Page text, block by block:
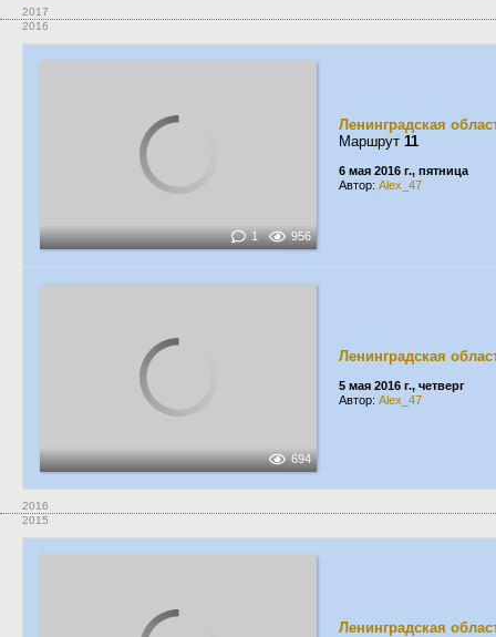
2017
2016
1 956
Ленинградская
Маршрут 11
6 мая 2016 г., пятница
Автор: Alex_47
694
Ленинградская
5 мая 2016 г., четверг
Автор: Alex_47
2016
2015
Ленинградская